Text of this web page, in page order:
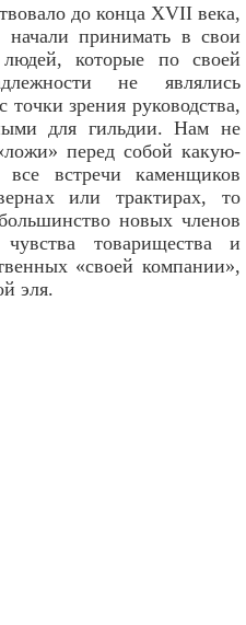
до конца XVII века,
начали принимать в свои
которые по своей
не являлись
зрения руководства,
для гильдии. Нам не
перед собой какую-
встречи каменщиков
или трактирах, то
новых членов
товарищества и
«своей компании»,
эля.